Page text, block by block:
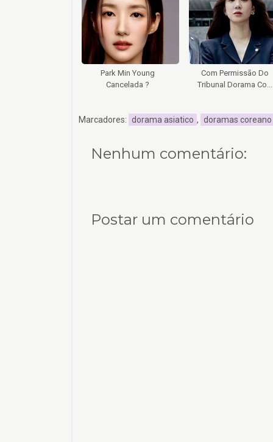
Park Min Young
Cancelada ?
Com Permissão Do
Tribunal Dorama Co...
Marcadores: dorama asiatico , doramas coreano
Nenhum comentário:
Postar um comentário